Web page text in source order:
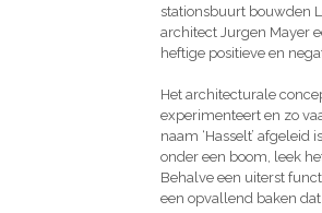
stationsbuurt bouwden
architect Jurgen Mayer
heftige positieve en
Het architecturale
experimenteert en zo
naam ‘Hasselt’
onder een boom, leek
Behalve een uiterst
een opvallend baken